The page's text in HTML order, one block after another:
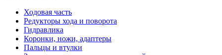
Ходовая часть
Редукторы хода и поворота
Гидравлика
Коронки, ножи, адаптеры
Пальцы и втулки